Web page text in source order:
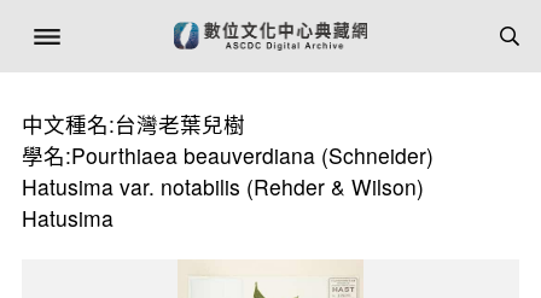
中文種名:台灣老葉兒樹
學名:Pourthiaea beauverdiana (Schneider)
Hatusima var. notabilis (Rehder & Wilson)
Hatusima